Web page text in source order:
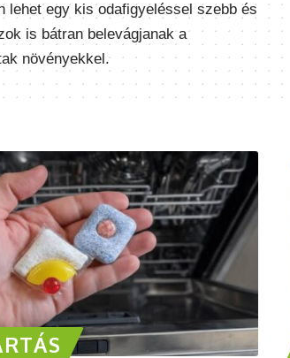
lehet egy kis odafigyeléssel szebb és
is bátran belevágjanak a
növényekkel.